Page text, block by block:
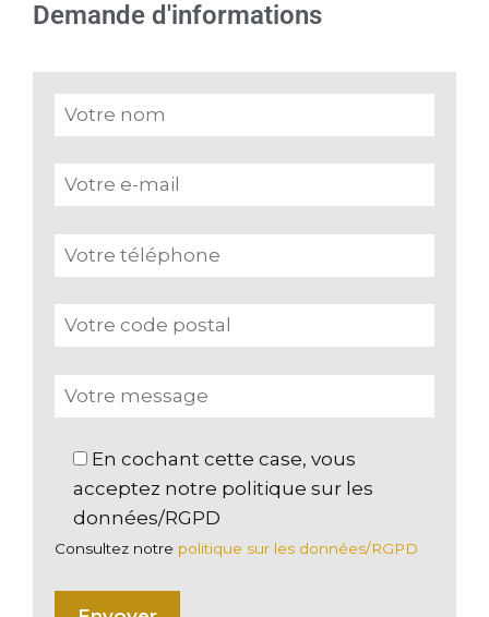
Demande d'informations
En cochant cette case, vous
acceptez notre politique sur les
données/RGPD
Consultez notre politique sur les données/RGPD